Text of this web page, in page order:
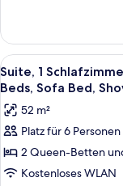
Sofa
Bed,
Living
Room)
anzeigen
1
Schlafzimmer,
Badewanne
(2
Queen
Beds,
Sofa
Living
Room)
Alle
Fotos
für
Suite,
1
Schlafzimmer,
barrierearme
4
Suite, 1
Beds, Sofa Bed,
52 m²
Platz für 6 Personen
2 Queen-Betten
Kostenloses WLAN